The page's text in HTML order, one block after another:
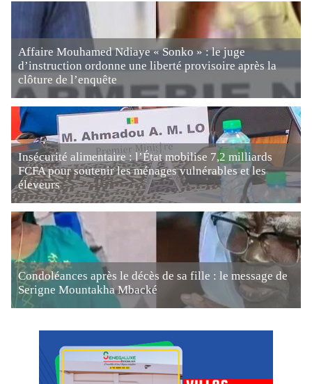
Affaire Mouhamed Ndiaye « Sonko » : le juge
d’instruction ordonne une liberté provisoire après la
clôture de l’enquête
Insécurité alimentaire : l’État mobilise 7,2 milliards
FCFA pour soutenir les ménages vulnérables et les
éleveurs
Condoléances après le décès de sa fille : le message de
Serigne Mountakha Mbacké